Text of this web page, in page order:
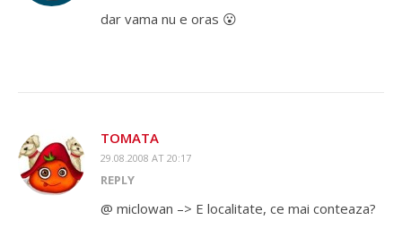
dar vama nu e oras 😮
TOMATA
29.08.2008 AT 20:17
REPLY
@ miclowan –> E localitate, ce mai conteaza?